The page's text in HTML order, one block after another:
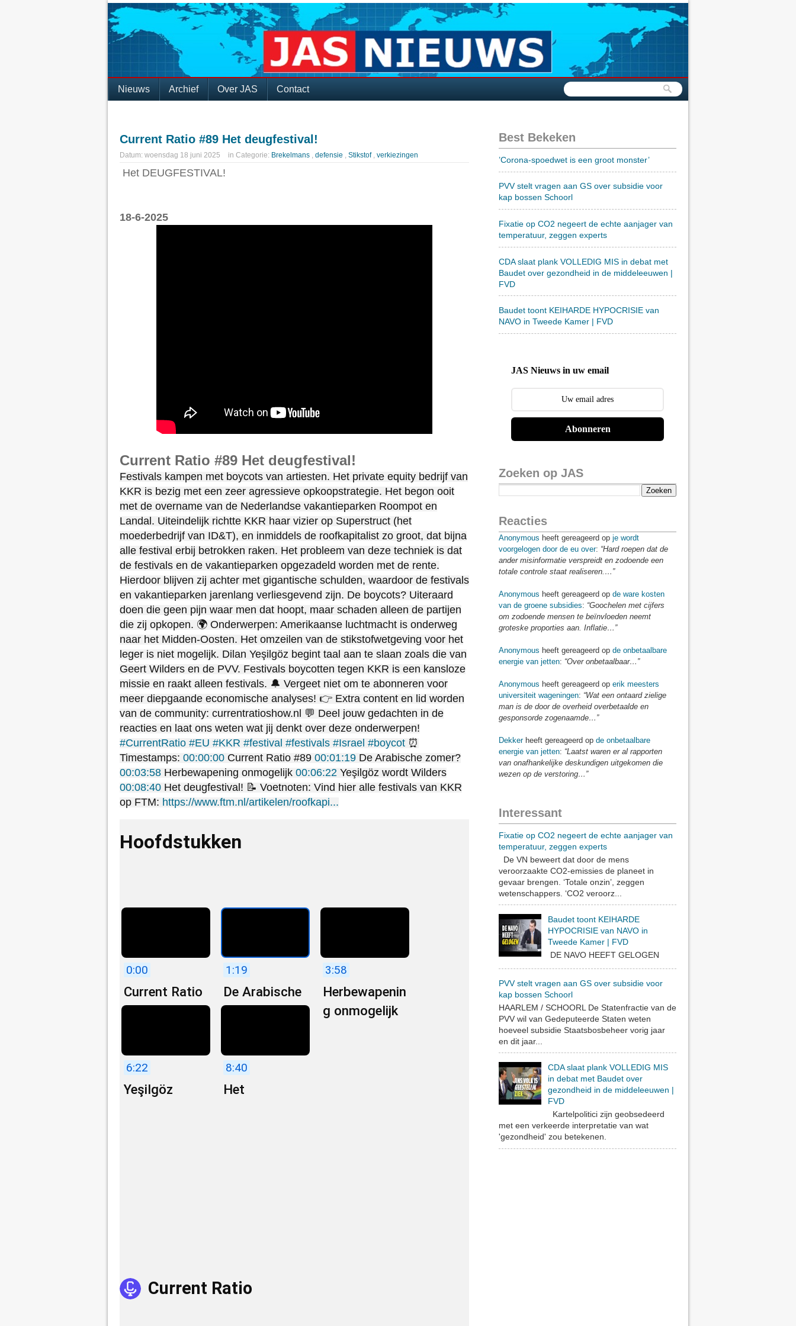
Nieuws Archief Over JAS Contact
Current Ratio #89 Het deugfestival!
Datum: woensdag 18 juni 2025 in Categorie: Brekelmans , defensie , Stikstof , verkiezingen
Het DEUGFESTIVAL!
18-6-2025
Current Ratio #89 Het deugfestival!
Festivals kampen met boycots van artiesten. Het private equity bedrijf van
KKR is bezig met een zeer agressieve opkoopstrategie. Het begon ooit
met de overname van de Nederlandse vakantieparken Roompot en
Landal. Uiteindelijk richtte KKR haar vizier op Superstruct (het
moederbedrijf van ID&T), en inmiddels de roofkapitalist zo groot, dat bijna
alle festival erbij betrokken raken. Het probleem van deze techniek is dat
de festivals en de vakantieparken opgezadeld worden met de rente.
Hierdoor blijven zij achter met gigantische schulden, waardoor de festivals
en vakantieparken jarenlang verliesgevend zijn. De boycots? Uiteraard
doen die geen pijn waar men dat hoopt, maar schaden alleen de partijen
die zij opkopen. 🌍 Onderwerpen: Amerikaanse luchtmacht is onderweg
naar het Midden-Oosten. Het omzeilen van de stikstofwetgeving voor het
leger is niet mogelijk. Dilan Yeşilgöz begint taal aan te slaan zoals die van
Geert Wilders en de PVV. Festivals boycotten tegen KKR is een kansloze
missie en raakt alleen festivals. 🔔 Vergeet niet om te abonneren voor
meer diepgaande economische analyses! 👉 Extra content en lid worden
van de community: currentratioshow.nl 💬 Deel jouw gedachten in de
reacties en laat ons weten wat jij denkt over deze onderwerpen!
#CurrentRatio #EU #KKR #festival #festivals #Israel #boycot ⏰
Timestamps: 00:00:00 Current Ratio #89 00:01:19 De Arabische zomer?
00:03:58 Herbewapening onmogelijk 00:06:22 Yeşilgöz wordt Wilders
00:08:40 Het deugfestival! 📝 Voetnoten: Vind hier alle festivals van KKR
op FTM: https://www.ftm.nl/artikelen/roofkapi...
Hoofdstukken
Current Ratio
#89
0:00
De Arabische
zomer?
1:19
Herbewapenin
g onmogelijk
3:58
Yeşilgöz
6:22
Het
8:40
Current Ratio
Best Bekeken
’Corona-spoedwet is een groot monster’
PVV stelt vragen aan GS over subsidie voor
kap bossen Schoorl
Fixatie op CO2 negeert de echte aanjager van
temperatuur, zeggen experts
CDA slaat plank VOLLEDIG MIS in debat met
Baudet over gezondheid in de middeleeuwen |
FVD
Baudet toont KEIHARDE HYPOCRISIE van
NAVO in Tweede Kamer | FVD
JAS Nieuws in uw email
Abonneren
Zoeken op JAS
Reacties
Anonymous heeft gereageerd op je wordt
voorgelogen door de eu over: “Hard roepen dat de
ander misinformatie verspreidt en zodoende een
totale controle staat realiseren.…”
Anonymous heeft gereageerd op de ware kosten
van de groene subsidies: “Goochelen met cijfers
om zodoende mensen te beïnvloeden neemt
groteske proporties aan. Inflatie…”
Anonymous heeft gereageerd op de onbetaalbare
energie van jetten: “Over onbetaalbaar…”
Anonymous heeft gereageerd op erik meesters
universiteit wageningen: “Wat een ontaard zielige
man is de door de overheid overbetaalde en
gesponsorde zogenaamde…”
Dekkerheeft gereageerd op de onbetaalbare
energie van jetten: “Laatst waren er al rapporten
van onafhankelijke deskundigen uitgekomen die
wezen op de verstoring…”
Interessant
Fixatie op CO2 negeert de echte aanjager van
temperatuur, zeggen experts
De VN beweert dat door de mens
veroorzaakte CO2-emissies de planeet in
gevaar brengen. ‘Totale onzin’, zeggen
wetenschappers. ‘CO2 veroorz...
Baudet toont KEIHARDE
HYPOCRISIE van NAVO in
Tweede Kamer | FVD
DE NAVO HEEFT GELOGEN
PVV stelt vragen aan GS over subsidie voor
kap bossen Schoorl
HAARLEM / SCHOORL De Statenfractie van de
PVV wil van Gedeputeerde Staten weten
hoeveel subsidie Staatsbosbeheer vorig jaar
en dit jaar...
CDA slaat plank VOLLEDIG MIS
in debat met Baudet over
gezondheid in de middeleeuwen |
FVD
Kartelpolitici zijn geobsedeerd
met een verkeerde interpretatie van wat
'gezondheid' zou betekenen.